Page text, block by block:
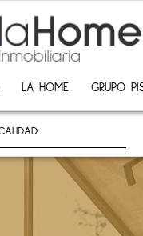
LA HOME GRUPO